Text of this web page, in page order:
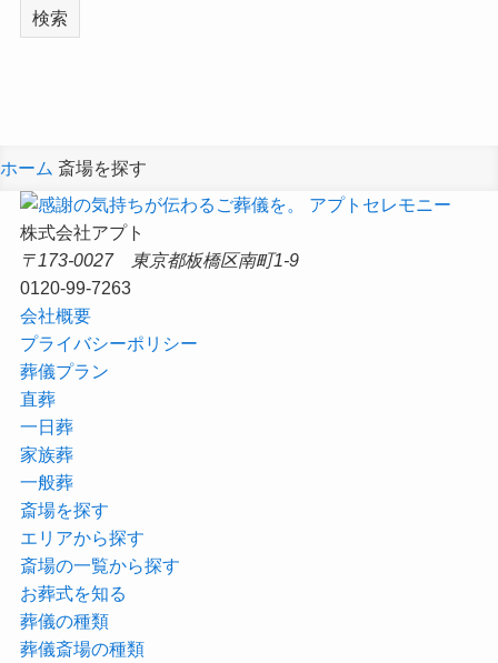
検索
ホーム 斎場を探す
株式会社アプト
〒173-0027 東京都板橋区南町1-9
0120-99-7263
会社概要
プライバシーポリシー
葬儀プラン
直葬
一日葬
家族葬
一般葬
斎場を探す
エリアから探す
斎場の一覧から探す
お葬式を知る
葬儀の種類
葬儀斎場の種類